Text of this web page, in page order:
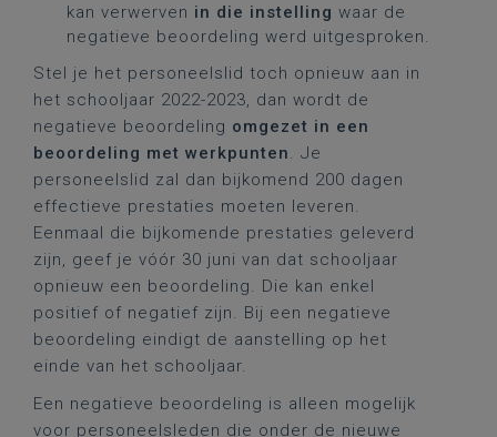
kan verwerven in die instelling waar de
negatieve beoordeling werd uitgesproken.
Stel je het personeelslid toch opnieuw aan in
het schooljaar 2022-2023, dan wordt de
negatieve beoordeling omgezet in een
beoordeling met werkpunten. Je
personeelslid zal dan bijkomend 200 dagen
effectieve prestaties moeten leveren.
Eenmaal die bijkomende prestaties geleverd
zijn, geef je vóór 30 juni van dat schooljaar
opnieuw een beoordeling. Die kan enkel
positief of negatief zijn. Bij een negatieve
beoordeling eindigt de aanstelling op het
einde van het schooljaar.
Een negatieve beoordeling is alleen mogelijk
voor personeelsleden die onder de nieuwe